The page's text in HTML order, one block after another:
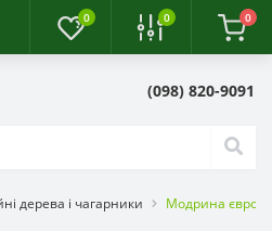
0 0 0
(098) 820-9091
дерева і чагарники Модрина